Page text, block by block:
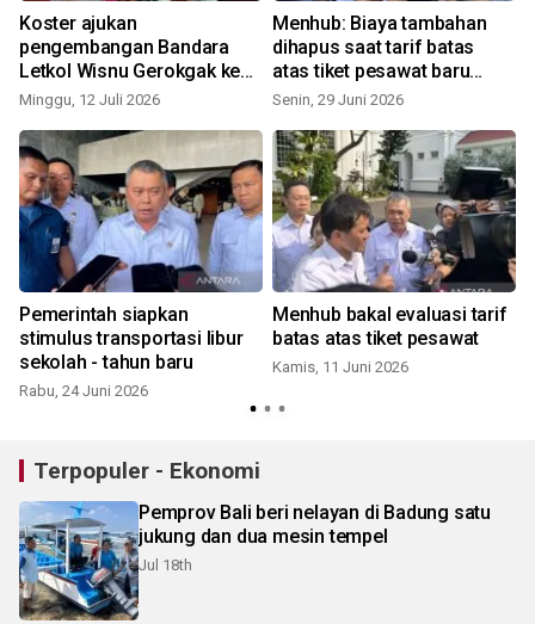
Koster ajukan
pengembangan Bandara
Letkol Wisnu Gerokgak ke
Kemenhub
Minggu, 12 Juli 2026
Menhub: Biaya tambahan
dihapus saat tarif batas
atas tiket pesawat baru
berlaku
Senin, 29 Juni 2026
Pemerintah siapkan
stimulus transportasi libur
sekolah - tahun baru
Rabu, 24 Juni 2026
Menhub bakal evaluasi tarif
batas atas tiket pesawat
Kamis, 11 Juni 2026
Terpopuler - Ekonomi
Pemprov Bali beri nelayan di Badung satu
jukung dan dua mesin tempel
Jul 18th